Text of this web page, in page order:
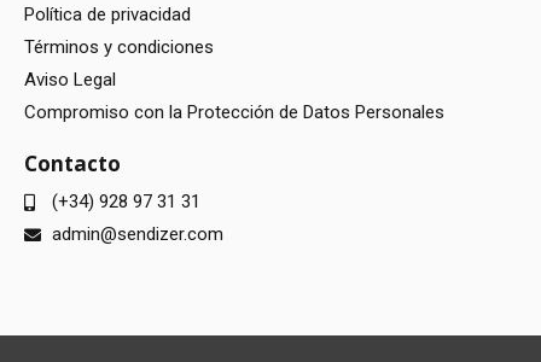
Política de privacidad
Términos y condiciones
Aviso Legal
Compromiso con la Protección de Datos Personales
Contacto
(+34) 928 97 31 31
admin@sendizer.com